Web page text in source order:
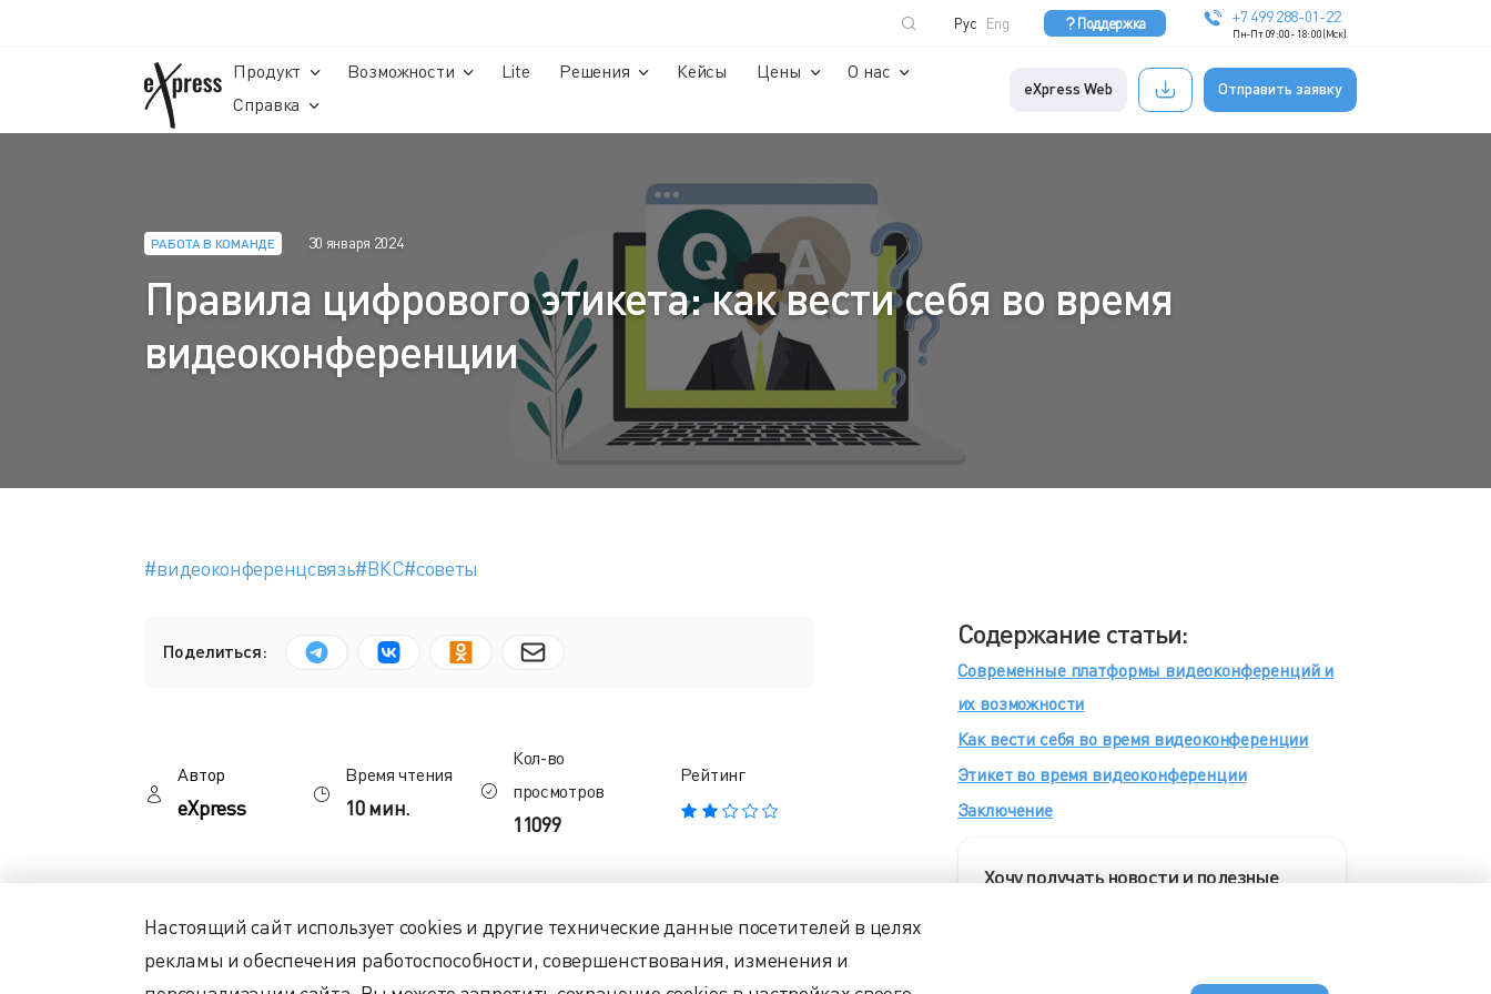
Поддержка +7 499 288-01-22
Пн-Пт 09:00 - 18:00 (Мск)
Рус Eng
eXpress Web Отправить заявку
Продукт Возможности Lite Решения Кейсы Цены
О нас
Справка
РАБОТА В КОМАНДЕ 30 января 2024
Правила цифрового этикета: как вести себя во время
видеоконференции
#видеоконференцсвязь#ВКС#советы
Поделиться:
Автор
eXpress
Время чтения
10 мин.
Кол-во
просмотров
11099
Рейтинг
конечно, бизнеса. В последние годы удаленный и гибридный форматы
работы вошли в нашу жизнь, и видеоконференции стали неотъемлемой
Содержание статьи:
Современные платформы видеоконференций и
их возможности
Как вести себя во время видеоконференции
Этикет во время видеоконференции
Заключение
Хочу получать новости и полезные
Настоящий сайт использует cookies и другие технические данные посетителей в целях
рекламы и обеспечения работоспособности, совершенствования, изменения и